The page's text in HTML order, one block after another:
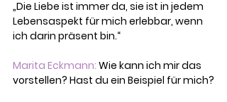
„Die Liebe ist immer da, sie ist in jedem
Lebensaspekt für mich erlebbar, wenn
ich darin präsent bin.“
Marita Eckmann: Wie kann ich mir das
vorstellen? Hast du ein Beispiel für mich?